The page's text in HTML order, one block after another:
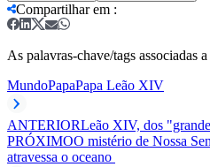
Compartilhar em :
As palavras-chave/tags associadas
MundoPapaPapa Leão XIV
ANTERIORLeão XIV, dos
PRÓXIMOO mistério de Nossa
atravessa o oceano